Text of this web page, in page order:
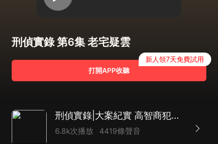
刑偵實錄 第6集 老宅疑雲
打開APP收聽
新人領7天免費試用
刑偵實錄|大案紀實 高智商犯罪 呂鵬同款
6.8k次播放 4419條聲音